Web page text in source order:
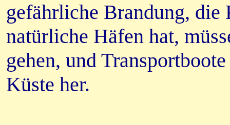
gefährliche Brandung,
natürliche Häfen hat,
gehen, und
Küste her.